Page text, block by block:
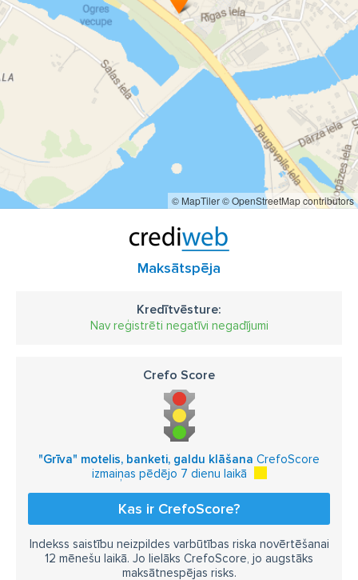
© MapTiler© OpenStreetMap contributors
Maksātspēja
Kredītvēsture:
Nav reģistrēti negatīvi negadījumi
Crefo Score
"Grīva" motelis, banketi, galdu klāšana CrefoScore
izmaiņas pēdējo 7 dienu laikā
Kas ir CrefoScore?
Indekss saistību neizpildes varbūtības riska novērtēšanai
12 mēnešu laikā. Jo lielāks CrefoScore, jo augstāks
maksātnespējas risks.